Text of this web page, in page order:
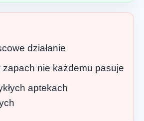
działanie
zapach nie każdemu pasuje
aptekach